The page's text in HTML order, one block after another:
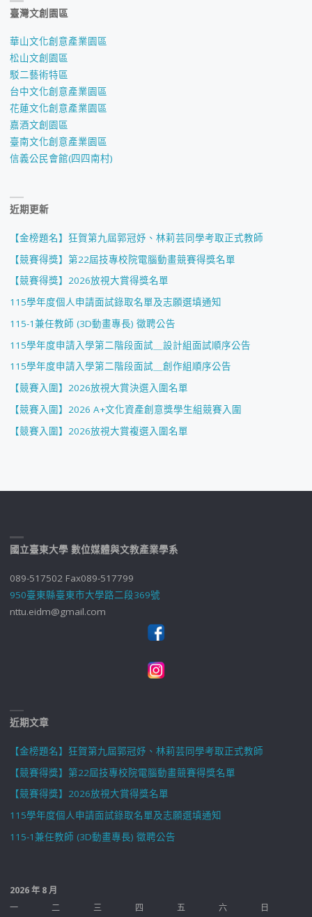
臺灣文創園區
華山文化創意產業園區
松山文創園區
駁二藝術特區
台中文化創意產業園區
花蓮文化創意產業園區
嘉酒文創園區
臺南文化創意產業園區
信義公民會館(四四南村)
近期更新
【金榜題名】狂賀第九屆郭冠妤、林莉芸同學考取正式教師
【競賽得獎】第22屆技專校院電腦動畫競賽得獎名單
【競賽得獎】2026放視大賞得獎名單
115學年度個人申請面試錄取名單及志願選填通知
115-1兼任教師 (3D動畫專長) 徵聘公告
115學年度申請入學第二階段面試＿設計組面試順序公告
115學年度申請入學第二階段面試＿創作組順序公告
【競賽入圍】2026放視大賞決選入圍名單
【競賽入圍】2026 A+文化資產創意獎學生組競賽入圍
【競賽入圍】2026放視大賞複選入圍名單
國立臺東大學 數位媒體與文教產業學系
089-517502 Fax089-517799
950臺東縣臺東市大學路二段369號
nttu.eidm@gmail.com
近期文章
【金榜題名】狂賀第九屆郭冠妤、林莉芸同學考取正式教師
【競賽得獎】第22屆技專校院電腦動畫競賽得獎名單
【競賽得獎】2026放視大賞得獎名單
115學年度個人申請面試錄取名單及志願選填通知
115-1兼任教師 (3D動畫專長) 徵聘公告
2026 年 8 月
一
二 三 四 五 六
日